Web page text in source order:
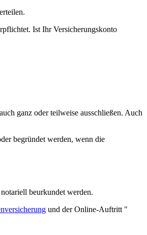
Ist Ihr Versicherungskonto
ganz oder teilweise ausschließen. Auch
begründet werden, wenn die
beurkundet werden.
und der Online-Auftritt "